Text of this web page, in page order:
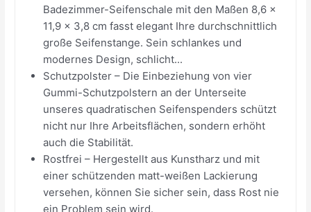
Badezimmer-Seifenschale mit den Maßen 8,6 x
11,9 x 3,8 cm fasst elegant Ihre durchschnittlich
große Seifenstange. Sein schlankes und
modernes Design, schlicht...
Schutzpolster – Die Einbeziehung von vier
Gummi-Schutzpolstern an der Unterseite
unseres quadratischen Seifenspenders schützt
nicht nur Ihre Arbeitsflächen, sondern erhöht
auch die Stabilität.
Rostfrei – Hergestellt aus Kunstharz und mit
einer schützenden matt-weißen Lackierung
versehen, können Sie sicher sein, dass Rost nie
ein Problem sein wird.